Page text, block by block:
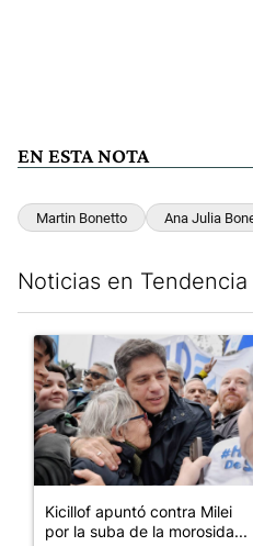
EN ESTA NOTA
Martin Bonetto Ana Julia
Noticias en Tendencia
Un artículo de tendencia con
Kicillof apuntó contra Milei
por la suba de la morosida...